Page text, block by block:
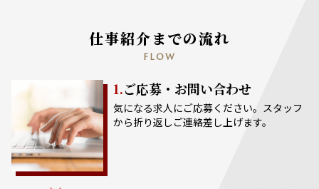
仕事紹介までの流れ
FLOW
1.ご応募・お問い合わせ
気になる求人にご応募ください。スタッフ
から折り返しご連絡差し上げます。